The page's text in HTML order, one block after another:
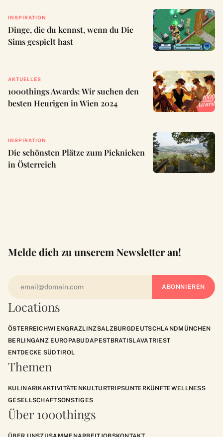
INSPIRATION
Dinge, die du kennst, wenn du Die
Sims gespielt hast
AKTUELLES
1000things Awards: Wir suchen den
besten Heurigen in Wien 2024
INSPIRATION
Die schönsten Plätze zum Picknicken
in Österreich
Locations
ÖSTERREICHWIENGRAZLINZSALZBURGDEUTSCHLANDMÜNCHEN
BERLINGANZ EUROPABUDAPESTBRATISLAVATRIEST
ENTDECKE SÜDTIROL
Themen
KULINARIKAKTIVITÄTENKULTURTRIPSUNTERKÜNFTEWELLNESS
GESELLSCHAFTSONSTIGES
Über 1000things
Melde dich zu unserem Newsletter an!